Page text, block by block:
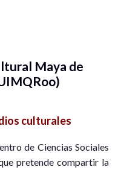
Maya de
culturales
de Ciencias Sociales
pretende compartir la